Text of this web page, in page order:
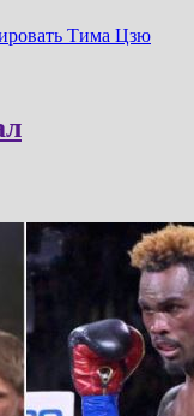
Тима Цзю